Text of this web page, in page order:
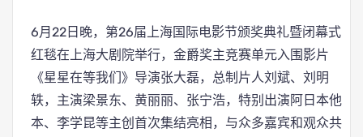
6月22日晚，第26届上海国际电影节颁奖典礼暨闭幕式
红毯在上海大剧院举行，金爵奖主竞赛单元入围影片
《星星在等我们》导演张大磊，总制片人刘斌、刘明
轶，主演梁景东、黄丽丽、张宁浩，特别出演阿日本他
本、李学昆等主创首次集结亮相，与众多嘉宾和观众共